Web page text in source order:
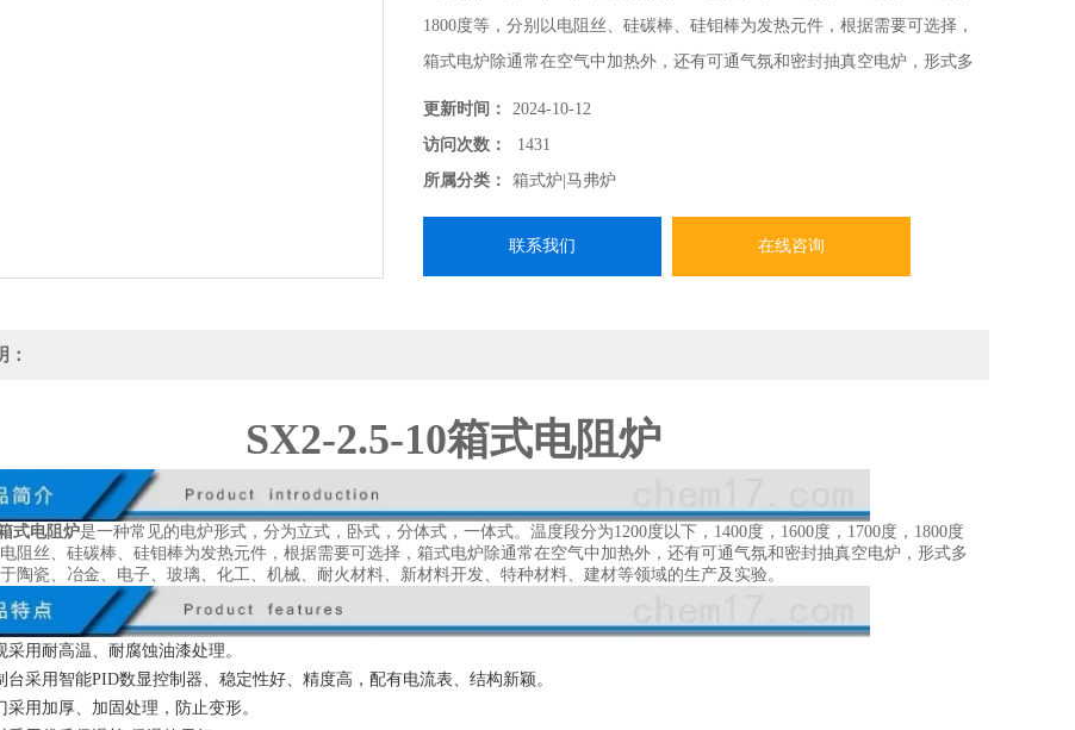
1800度等，分别以电阻丝、硅碳棒、硅钼棒为发热元件，根据需要可选择，
箱式电炉除通常在空气中加热外，还有可通气氛和密封抽真空电炉，形式多
样。广泛用于陶瓷、冶金、电子、玻璃、化工、机械、耐火材料、新材料开
发、特种材料、建材等领域的生产及实验。
更新时间：
2024-10-12
访问次数：
1431
所属分类：
箱式炉|马弗炉
联系我们 在线咨询
：
SX2-2.5-10箱式电阻炉
式电阻炉是一种常见的电炉形式，分为立式，卧式，分体式，一体式。温度段分为1200度以下，1400度，1600度，1700度，1800度
阻丝、硅碳棒、硅钼棒为发热元件，根据需要可选择，箱式电炉除通常在空气中加热外，还有可通气氛和密封抽真空电炉，形式多
陶瓷、冶金、电子、玻璃、化工、机械、耐火材料、新材料开发、特种材料、建材等领域的生产及实验。
采用耐高温、耐腐蚀油漆处理。
台采用智能PID数显控制器、稳定性好、精度高，配有电流表、结构新颖。
采用加厚、加固处理，防止变形。